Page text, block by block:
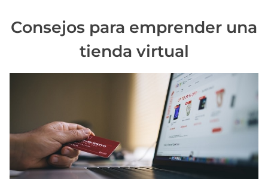
a
Consejos para emprender una
tienda virtual